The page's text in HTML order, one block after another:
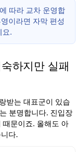
따라 교차 운영합
이라면 자막 편성
요.
하지만 실패
받는 대표군이 있습
분명합니다. 진입장
때문이죠. 올해도 아
다.